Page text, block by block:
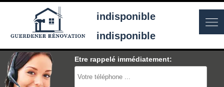
indisponible
indisponible
Etre rappelé immédiatement: